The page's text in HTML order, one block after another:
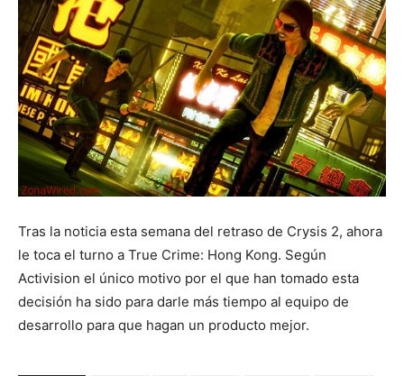
Tras la noticia esta semana del retraso de Crysis 2, ahora
le toca el turno a True Crime: Hong Kong. Según
Activision el único motivo por el que han tomado esta
decisión ha sido para darle más tiempo al equipo de
desarrollo para que hagan un producto mejor.